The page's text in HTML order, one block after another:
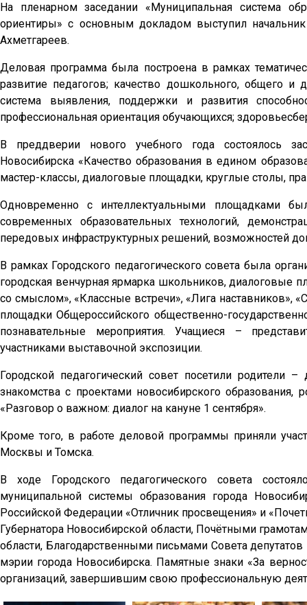
На пленарном заседании «Муниципальная система
ориентиры» с основным докладом выступил
Ахметгареев.
Деловая программа была построена в рамках
развитие педагогов; качество дошкольного, общего и
система выявления, поддержки и развития
профессиональная ориентация обучающихся;
В преддверии нового учебного года состоялось
Новосибирска «Качество образования в едином
мастер-классы, диалоговые площадки, круглые столы,
Одновременно с интеллектуальными площадками
современных образовательных технологий,
передовых инфраструктурных решений, возможностей
В рамках Городского педагогического совета была
городская венчурная ярмарка школьников, диалоговые
со смыслом», «Классные встречи», «Лига наставников»,
площадки Общероссийского общественно-
познавательные мероприятия. Учащиеся –
участниками выставочной экспозиции.
Городской педагогический совет посетили
знакомства с проектами новосибирского образования,
«Разговор о важном: диалог на кануне 1 сентября».
Кроме того, в работе деловой программы приняли
Москвы и Томска.
В ходе Городского педагогического совета
муниципальной системы образования города
Российской Федерации «Отличник просвещения» и
Губернатора Новосибирской области, Почётными
области, Благодарственными письмами Совета
мэрии города Новосибирска. Памятные знаки «За
организаций, завершившим свою профессиональную